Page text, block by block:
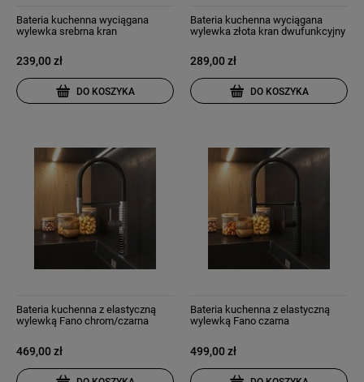
Bateria kuchenna wyciągana
wylewka srebrna kran
239,00 zł
DO KOSZYKA
Bateria kuchenna wyciągana
wylewka złota kran dwufunkcyjny
289,00 zł
DO KOSZYKA
Bateria kuchenna z elastyczną
wylewką Fano chrom/czarna
469,00 zł
Bateria kuchenna z elastyczną
wylewką Fano czarna
499,00 zł